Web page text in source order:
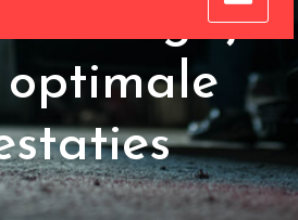
Belangrijk
optimale